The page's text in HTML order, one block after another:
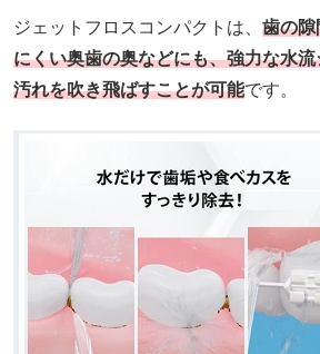
ジェットフロスコンパクトは、 歯の隙
にくい奥歯の奥などにも、強力な水
汚れを吹き飛ばすことが可能です。